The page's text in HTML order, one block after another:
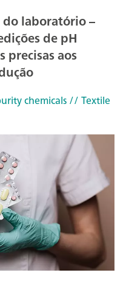
laboratório –
de pH
precisas aos
chemicals// Textile